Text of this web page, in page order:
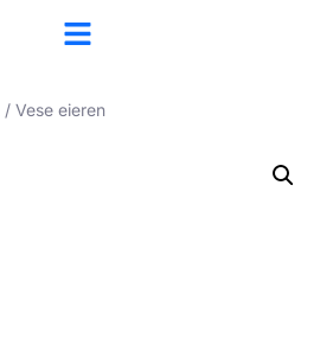
/ Vese eieren